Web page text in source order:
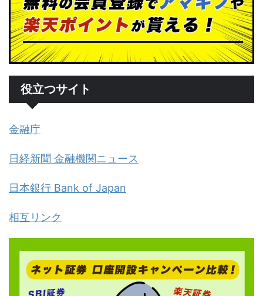
役立つサイト
金融庁
日経新聞 金融機関ニュース
日本銀行 Bank of Japan
相互リンク